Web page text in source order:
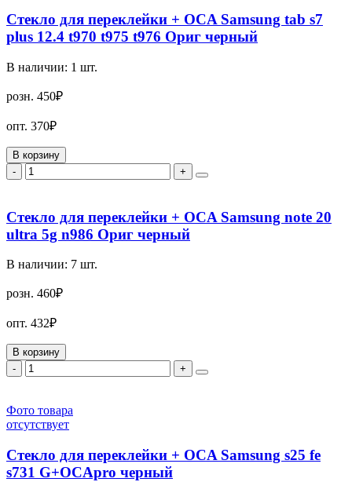
Стекло для переклейки + OCA Samsung tab s7
plus 12.4 t970 t975 t976 Ориг черный
В наличии: 1 шт.
розн. 450₽
опт. 370₽
В корзину
-
+
Стекло для переклейки + OCA Samsung note 20
ultra 5g n986 Ориг черный
В наличии: 7 шт.
розн. 460₽
опт. 432₽
В корзину
-
+
Фото товара
отсутствует
Стекло для переклейки + OCA Samsung s25 fe
s731 G+OCApro черный